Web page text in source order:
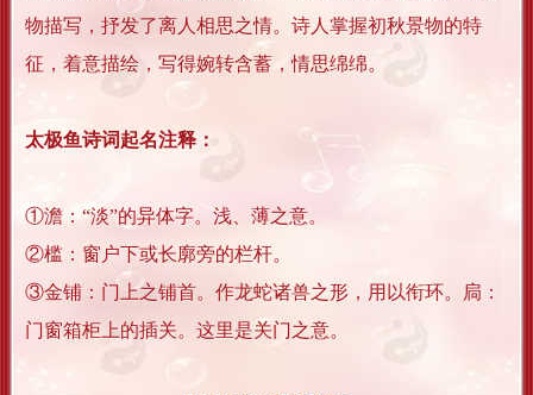
物描写，抒发了离人相思之情。诗人掌握初秋景物的特
征，着意描绘，写得婉转含蓄，情思绵绵。
太极鱼诗词起名注释：
①澹：“淡”的异体字。浅、薄之意。
②槛：窗户下或长廓旁的栏杆。
③金铺：门上之铺首。作龙蛇诸兽之形，用以衔环。扃：
门窗箱柜上的插关。这里是关门之意。